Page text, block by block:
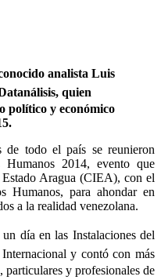
analista Luis
quien
político y económico
de todo el país se reunieron
2014, evento que
Aragua (CIEA), con el
Humanos, para ahondar en
a la realidad venezolana.
día en las Instalaciones del
y contó con más
particulares y profesionales de